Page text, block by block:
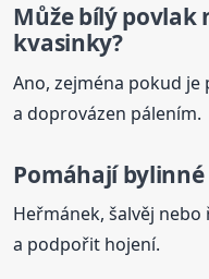
Může bílý povlak
kvasinky?
Ano, zejména pokud
a doprovázen pálením.
Pomáhají bylinné
Heřmánek, šalvěj
a podpořit hojení.